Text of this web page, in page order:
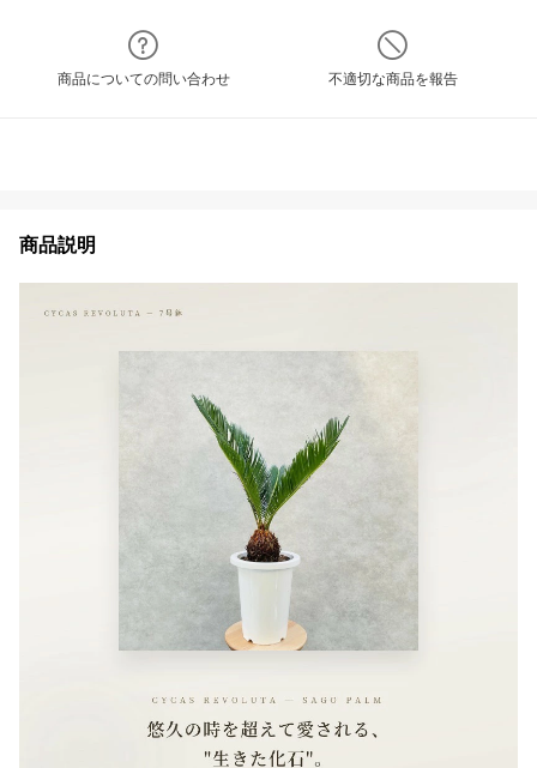
商品についての問い合わせ 不適切な商品を報告
商品説明